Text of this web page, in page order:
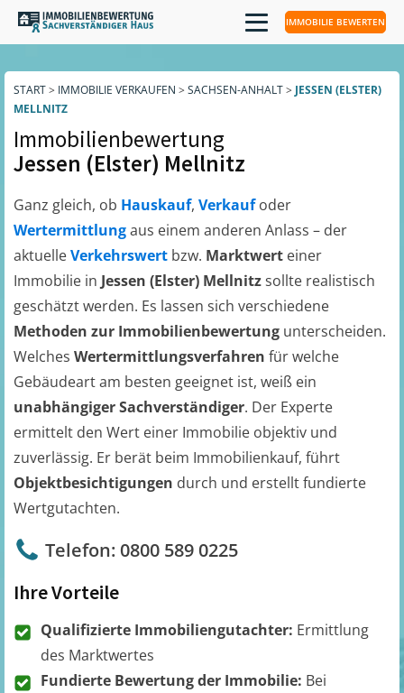
IMMOBILIE BEWERTEN
START> IMMOBILIE VERKAUFEN > SACHSEN-ANHALT> JESSEN (ELSTER)
MELLNITZ
Immobilienbewertung
Jessen (Elster) Mellnitz
Ganz gleich, ob Hauskauf, Verkaufoder
Wertermittlungaus einem anderen Anlass – der
aktuelleVerkehrswert bzw. Marktwert einer
Immobilie in Jessen (Elster) Mellnitzsollte realistisch
geschätzt werden. Es lassen sich verschiedene
Methoden zur Immobilienbewertung unterscheiden.
Welches Wertermittlungsverfahren für welche
Gebäudeart am besten geeignet ist, weiß ein
unabhängiger Sachverständiger. Der Experte
ermittelt den Wert einer Immobilie objektiv und
zuverlässig. Er berät beim Immobilienkauf, führt
Objektbesichtigungen durch und erstellt fundierte
Wertgutachten.
Telefon: 0800 589 0225
Ihre Vorteile
Qualifizierte Immobiliengutachter: Ermittlung
des Marktwertes
Fundierte Bewertung der Immobilie: Bei